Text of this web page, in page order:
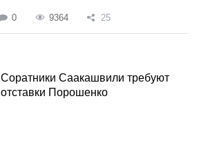
0 9364 25
Соратники Саакашвили требуют
отставки Порошенко